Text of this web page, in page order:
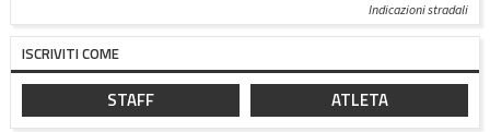
Indicazioni stradali
ISCRIVITI COME
STAFF ATLETA